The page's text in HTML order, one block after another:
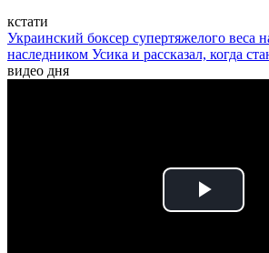
кстати
Украинский боксер супертяжелого веса
наследником Усика и рассказал, когда
видео дня
Play